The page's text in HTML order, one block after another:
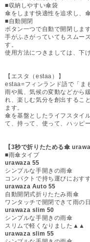
■収納しやすい傘袋
傘をします快適性を追求し、
■自動開閉
ボタン一つで自動で開閉します
手がふさがっていてもスムー
す。
使用方法につきましては、下
【エスタ（estaa）】
estaa=フィンランド語で「ま
雨や風、気候の変動などから
れ、楽しむ気分を創出するこ
ます。
傘を基盤としたライフスタイ
て、持って、使って、ハッピ
【3秒で折りたためる傘
■雨傘タイプ
urawaza 55
シンプルな手開きの雨傘
コンパクトで持ち運びにおす
urawaza Auto 55
自動開閉式折りたたみ雨傘
ワンタッチで開閉できて雨の
urawaza slim 50
シンプルな手開きの雨傘
スリムで軽くなりました▲▲
urawaza slim 55